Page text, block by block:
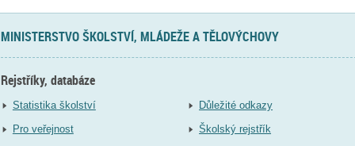
MINISTERSTVO ŠKOLSTVÍ, MLÁDEŽE A TĚLOVÝCHOVY
Rejstříky, databáze
Statistika školství
Pro veřejnost
Důležité odkazy
Školský rejstřík